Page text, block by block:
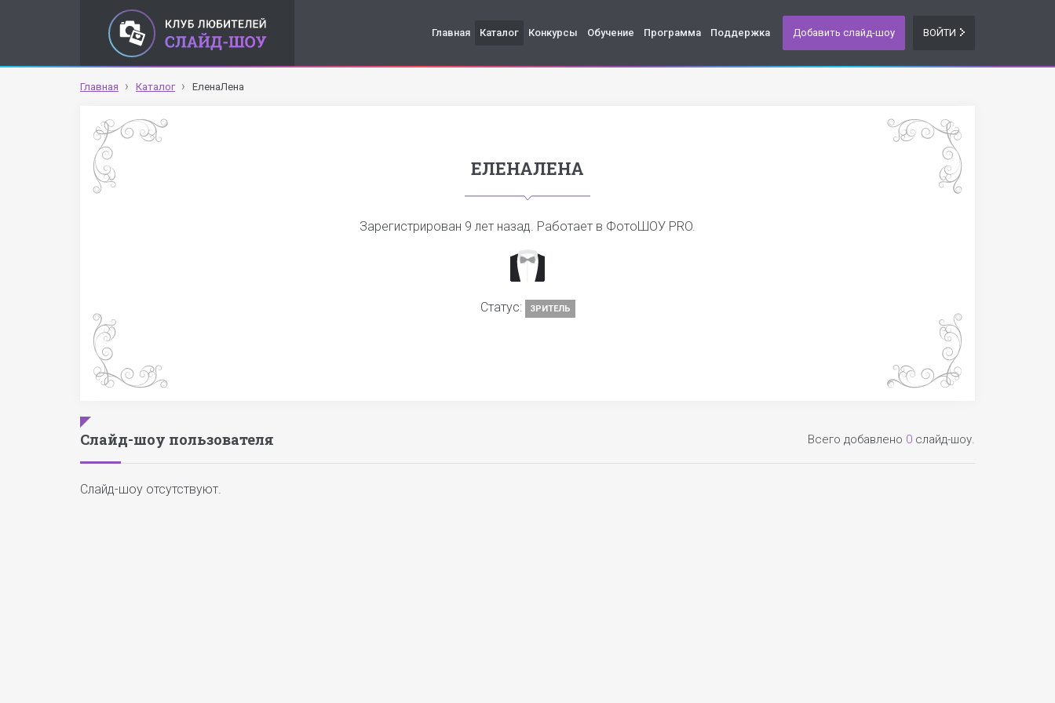
Главная Каталог Конкурсы Обучение Программа Поддержка Добавить слайд-шоу ВОЙТИ
Главная Каталог ЕленаЛена
ЕЛЕНАЛЕНА
Зарегистрирован 9 лет назад. Работает в ФотоШОУ PRO.
Статус: ЗРИТЕЛЬ
Слайд-шоу пользователя Всего добавлено 0 слайд-шоу.
Слайд-шоу отсутствуют.